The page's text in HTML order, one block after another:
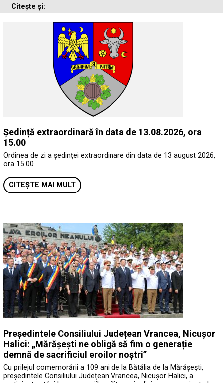
Citește și:
Ședință extraordinară în data de 13.08.2026, ora
15.00
Ordinea de zi a ședinței extraordinare din data de 13 august 2026,
ora 15.00
CITEȘTE MAI MULT
Președintele Consiliului Județean Vrancea, Nicușor
Halici: „Mărășești ne obligă să fim o generație
demnă de sacrificiul eroilor noștri”
Cu prilejul comemorării a 109 ani de la Bătălia de la Mărășești,
președintele Consiliului Județean Vrancea, Nicușor Halici, a